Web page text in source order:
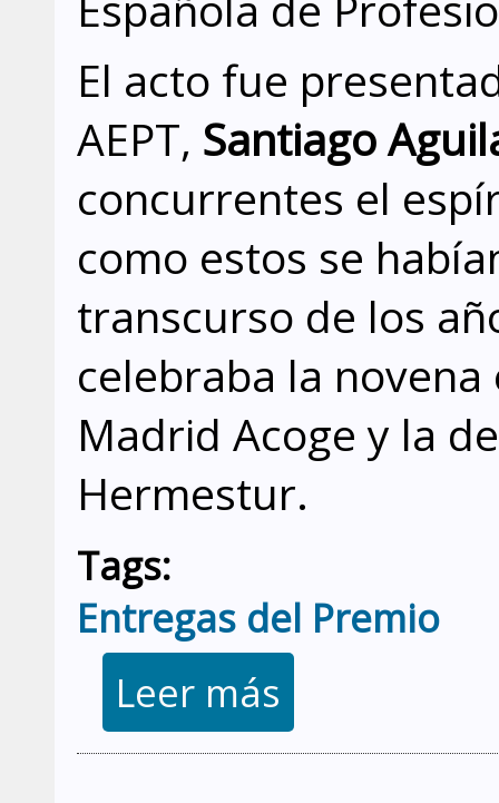
El acto fue
AEPT, Santiago
concurrentes el
como estos se
transcurso de los
celebraba la
Madrid Acoge y la
Hermestur.
Tags:
Entregas del Premio
Leer más